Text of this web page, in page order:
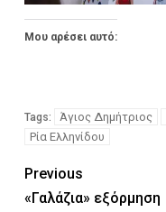
Μου αρέσει αυτό:
Tags: Άγιος Δημήτριος
Ρία Ελληνίδου
Previous
«Γαλάζια» εξόρμηση